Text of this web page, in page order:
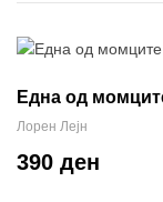
Една од
Лорен Лејн
390 ден